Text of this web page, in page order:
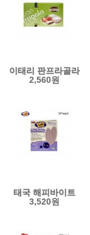
이태리 판프라골라
딸기 필링 퓨레 쿠키
2,560원
태국 해피바이트
글루텐프리
3,520원